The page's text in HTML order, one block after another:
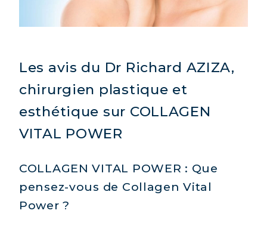
COLLAGÈNE MARIN : PEAU,
ARTICULATIONS & VITALITÉ
COVÉLINE, SÉRUM EXPERT
COLLAGÈNE SPORT : FORCE,
ENDURANCE & RÉCUPÉRATION
COLLAGÈNE DÉTOX : AFFINEZ ET
Les avis du Dr Richard AZIZA,
chirurgien plastique et
esthétique sur COLLAGEN
VITAL POWER
COLLAGEN VITAL POWER : Que
pensez-vous de Collagen Vital
Power ?